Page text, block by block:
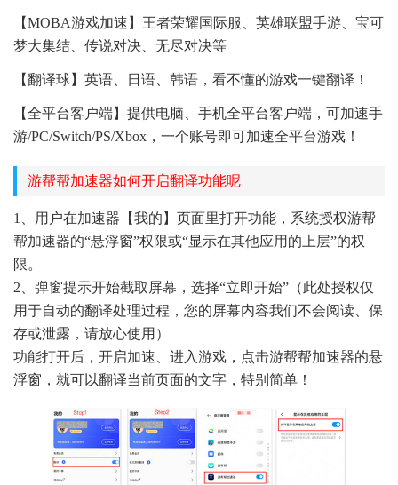
【MOBA游戏加速】王者荣耀国际服、英雄联盟手游、宝可
梦大集结、传说对决、无尽对决等
【翻译球】英语、日语、韩语，看不懂的游戏一键翻译！
【全平台客户端】提供电脑、手机全平台客户端，可加速手
游/PC/Switch/PS/Xbox，一个账号即可加速全平台游戏！
游帮帮加速器如何开启翻译功能呢
1、用户在加速器【我的】页面里打开功能，系统授权游帮
帮加速器的“悬浮窗”权限或“显示在其他应用的上层”的权
限。
2、弹窗提示开始截取屏幕，选择“立即开始”（此处授权仅
用于自动的翻译处理过程，您的屏幕内容我们不会阅读、保
存或泄露，请放心使用）
功能打开后，开启加速、进入游戏，点击游帮帮加速器的悬
浮窗，就可以翻译当前页面的文字，特别简单！